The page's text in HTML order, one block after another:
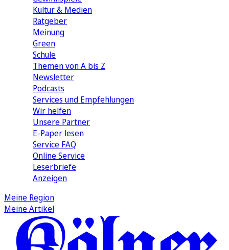
Kultur & Medien
Ratgeber
Meinung
Green
Schule
Themen von A bis Z
Newsletter
Podcasts
Services und Empfehlungen
Wir helfen
Unsere Partner
E-Paper lesen
Service FAQ
Online Service
Leserbriefe
Anzeigen
Meine Region
Meine Artikel